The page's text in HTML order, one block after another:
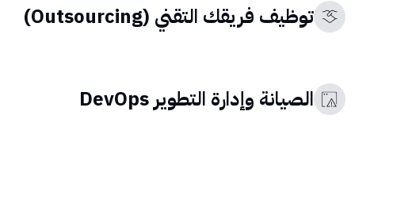
توظيف فريقك التقني (Outsourcing)
الصيانة وإدارة التطوير DevOps